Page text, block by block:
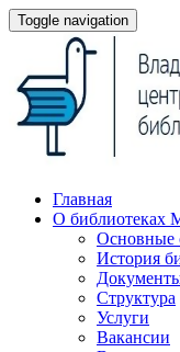
Toggle navigation
Главная
О
Основные
История
Структура
Услуги
Вакансии